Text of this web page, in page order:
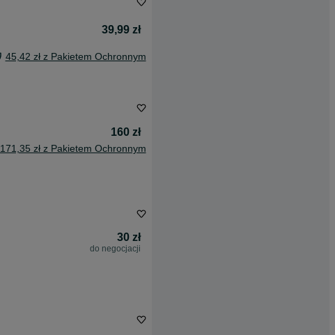
39,99 zł
45,42 zł z Pakietem Ochronnym
160 zł
171,35 zł z Pakietem Ochronnym
30 zł
do negocjacji